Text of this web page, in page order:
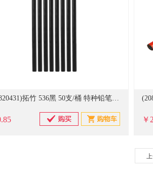
(20820431)拓竹 536黑 50支/桶 特种铅笔(单位：支)
￥